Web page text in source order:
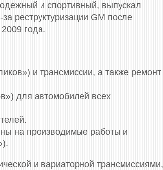
и спортивный, выпускал
реструктуризации GM после
года.
и трансмиссии, а также ремонт
для автомобилей всех
на производимые работы и
и вариаторной трансмиссиями,